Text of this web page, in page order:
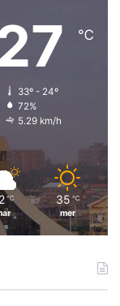
℃
33º - 24º
72%
5.29 km/h
℃ 35 ℃
mer